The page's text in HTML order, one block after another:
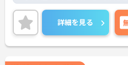
加え、本部主導の集合研修やeラーニ
ど、未経験からでも着実にスキルアッ
体制が整っています
◆育児・介護支援制度も充実してお
得推進や、学習・健康・食事などに
詳細を見る